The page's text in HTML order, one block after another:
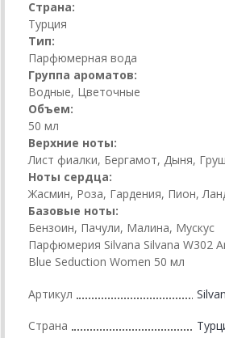
Страна:
Турция
Тип:
Парфюмерная вода
Группа ароматов:
Водные, Цветочные
Объем:
50 мл
Верхние ноты:
Лист фиалки, Бергамот, Дыня,
Ноты сердца:
Жасмин, Роза, Гардения, Пион,
Базовые ноты:
Бензоин, Пачули, Малина, Мускус
Парфюмерия Silvana Silvana W302
Blue Seduction Women 50 мл
Артикул
Страна